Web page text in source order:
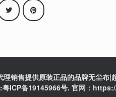
销售提供原装正品的品牌无尘
粤ICP备19145966号. 官网：